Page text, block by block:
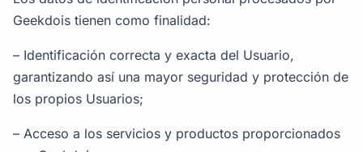
Geekdois tienen como finalidad:
– Identificación correcta y exacta del Usuario,
garantizando así una mayor seguridad y protección de
los propios Usuarios;
– Acceso a los servicios y productos proporcionados